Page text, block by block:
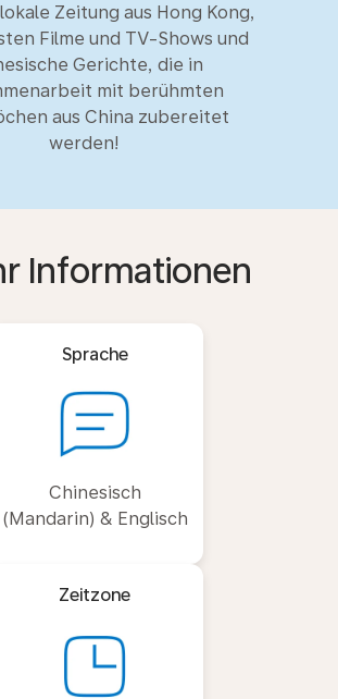
Zeitung aus Hong Kong,
Filme und TV-Shows und
Gerichte, die in
mit berühmten
aus China zubereitet
werden!
Informationen
Sprache
Chinesisch
(Mandarin) & Englisch
Zeitzone